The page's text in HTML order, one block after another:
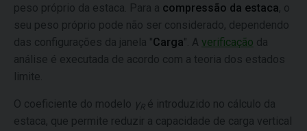
peso próprio da estaca. Para a compressão da estaca, o
seu peso próprio pode não ser considerado, dependendo
das configurações da janela "Carga". A verificação da
análise é executada de acordo com a teoria dos estados
limite.
O coeficiente do modelo γRé introduzido no cálculo da
estaca, que permite reduzir a capacidade de carga vertical